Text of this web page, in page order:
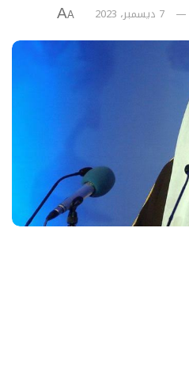
7 ديسمبر، 2023 A
A